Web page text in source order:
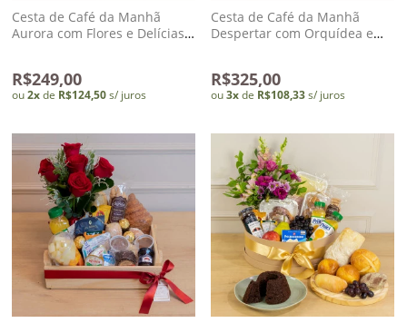
Meus
Cesta de Café da Manhã
Aurora com Flores e Delícias
R$249,00
ou2xde R$124,50s/ juros
Cesta de Café da Manhã
Despertar com Orquídea e
R$325,00
ou3xde R$108,33s/ juros